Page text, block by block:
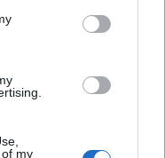
my